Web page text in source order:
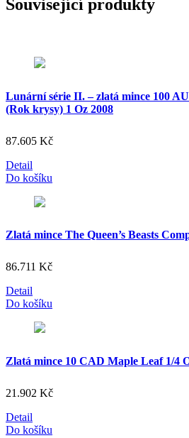
Související produkty
Lunární série II. – zlatá mince 100
(Rok krysy) 1 Oz 2008
87.605 Kč
Detail
Do košíku
Zlatá mince The Queen’s Beasts
86.711 Kč
Detail
Do košíku
Zlatá mince 10 CAD Maple Leaf 1/4
21.902 Kč
Detail
Do košíku